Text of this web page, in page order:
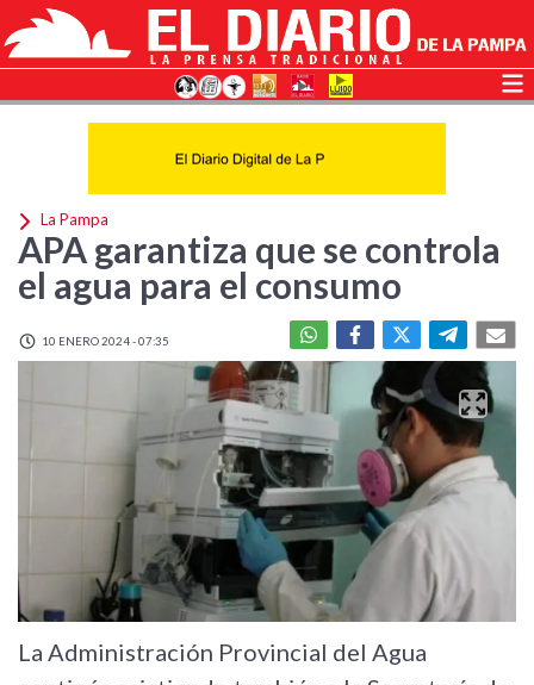
La Pampa
APA garantiza que se controla
el agua para el consumo
10 ENERO 2024 - 07:35
La Administración Provincial del Agua